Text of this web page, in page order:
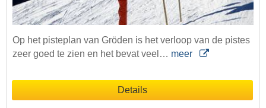
Op het pisteplan van Gröden is het verloop van de pistes
zeer goed te zien en het bevat veel… meer
Details